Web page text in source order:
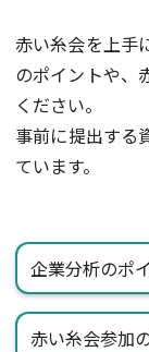
赤い糸会を上手
のポイントや、
ください。
事前に提出する
ています。
企業分析のポ
赤い糸会参加